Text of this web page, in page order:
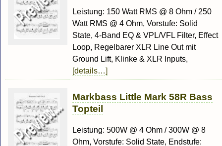
Leistung: 150 Watt RMS @ 8 Ohm / 250
Watt RMS @ 4 Ohm, Vorstufe: Solid
State, 4-Band EQ & VPL/VFL Filter, Effect
Loop, Regelbarer XLR Line Out mit
Ground Lift, Klinke & XLR Inputs,
[details…]
Markbass Little Mark 58R Bass
Topteil
Leistung: 500W @ 4 Ohm / 300W @ 8
Ohm, Vorstufe: Solid State, Endstufe: